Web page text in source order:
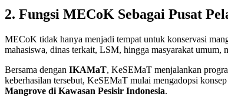
2. Fungsi MECoK Sebagai Pusat
MECoK tidak hanya menjadi tempat untuk konservasi
mahasiswa, dinas terkait, LSM, hingga masyarakat
Bersama dengan IKAMaT, KeSEMaT menjalankan
keberhasilan tersebut, KeSEMaT mulai mengadopsi konsep
Mangrove di Kawasan Pesisir Indonesia.